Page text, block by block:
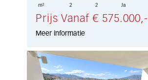
m² 2 2 Ja
Prijs Vanaf € 575.000,-
Meer informatie